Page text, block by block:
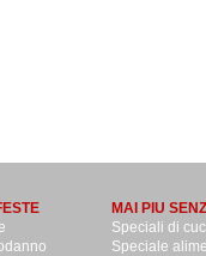
MAI PIU
Speciali di
Speciale